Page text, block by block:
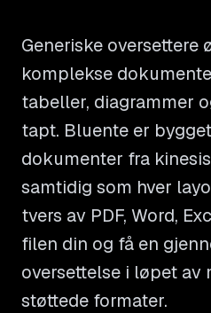
Generiske oversettere
komplekse
tabeller, diagrammer
tapt. Bluente er
dokumenter fra
samtidig som hver
tvers av PDF, Word,
filen din og få en
oversettelse i løpet av
støttede formater.